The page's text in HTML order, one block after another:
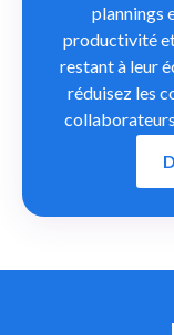
plannings
productivité
restant à leur
réduisez les